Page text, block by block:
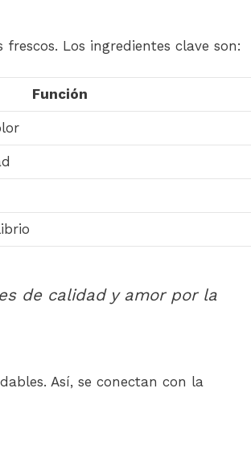
Los ingredientes clave son:
Función
de calidad y amor por la
Así, se conectan con la